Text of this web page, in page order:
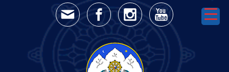
Skip to main content